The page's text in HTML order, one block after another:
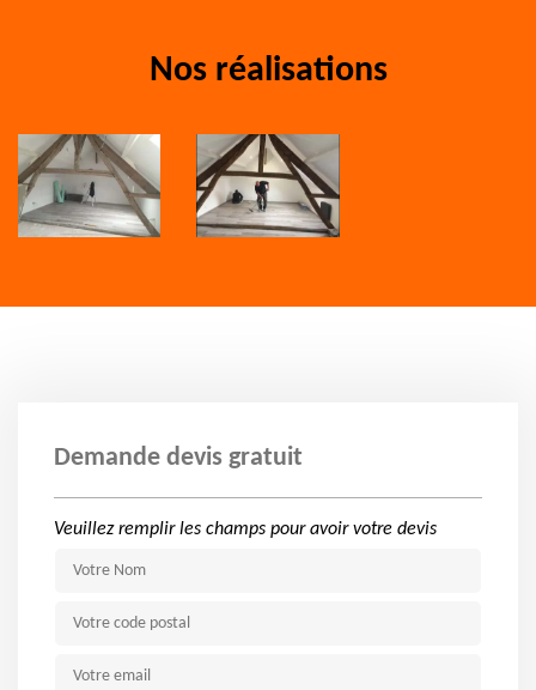
Nos réalisations
Demande devis gratuit
Veuillez remplir les champs pour avoir votre devis